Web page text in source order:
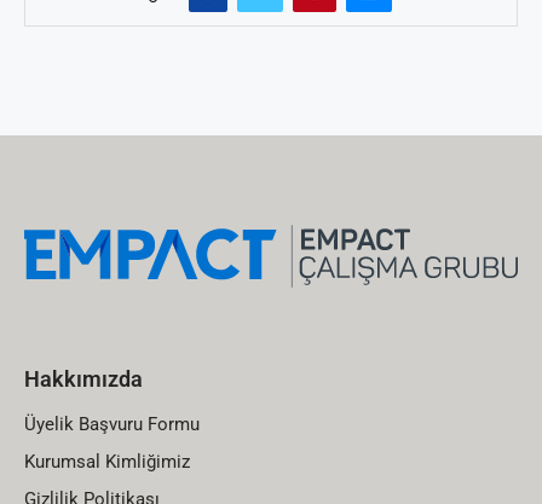
Hakkımızda
Üyelik Başvuru Formu
Kurumsal Kimliğimiz
Gizlilik Politikası